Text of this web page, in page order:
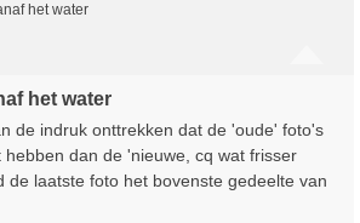
het water
het water
de indruk onttrekken dat de 'oude' foto's
dan de 'nieuwe, cq wat frisser
de laatste foto het bovenste gedeelte van